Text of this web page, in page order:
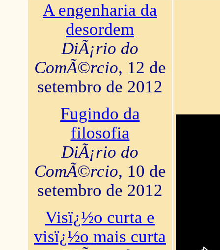
A engenharia da
desordem
DiÃ¡rio do
ComÃ©rcio, 12 de
setembro de 2012
Fugindo da
filosofia
DiÃ¡rio do
ComÃ©rcio, 10 de
setembro de 2012
Visï¿½o curta e
visï¿½o mais curta